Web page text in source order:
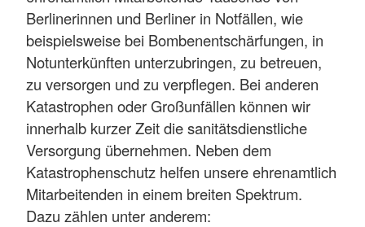
Berlinerinnen und Berliner in Notfällen, wie
beispielsweise bei Bombenentschärfungen, in
Notunterkünften unterzubringen, zu betreuen,
zu versorgen und zu verpflegen. Bei anderen
Katastrophen oder Großunfällen können wir
innerhalb kurzer Zeit die sanitätsdienstliche
Versorgung übernehmen. Neben dem
Katastrophenschutz helfen unsere ehrenamtlich
Mitarbeitenden in einem breiten Spektrum.
Dazu zählen unter anderem: